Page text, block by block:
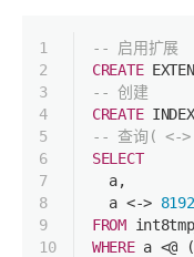
1
2
3
4
5
6
7
8
9
10
-- 启用扩展
CREATE
-- 创建
CREATE
-- 查询( <->
SELECT
  a,
  a
<->
FROM
WHERE a <@ (